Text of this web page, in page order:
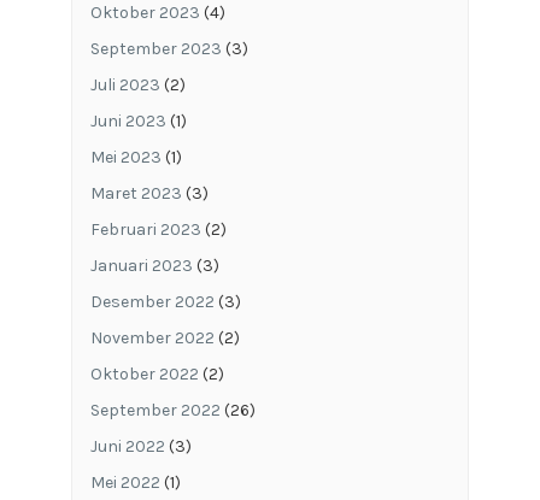
Oktober 2023 (4)
September 2023 (3)
Juli 2023 (2)
Juni 2023 (1)
Mei 2023 (1)
Maret 2023 (3)
Februari 2023 (2)
Januari 2023 (3)
Desember 2022 (3)
November 2022 (2)
Oktober 2022 (2)
September 2022 (26)
Juni 2022 (3)
Mei 2022 (1)